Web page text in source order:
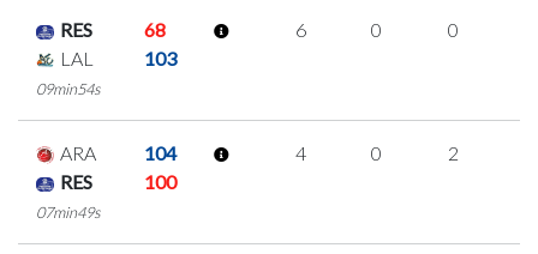
RES
68
LAL
103
09min54s
6 0 0
ARA
104
RES
100
07min49s
4 0 2